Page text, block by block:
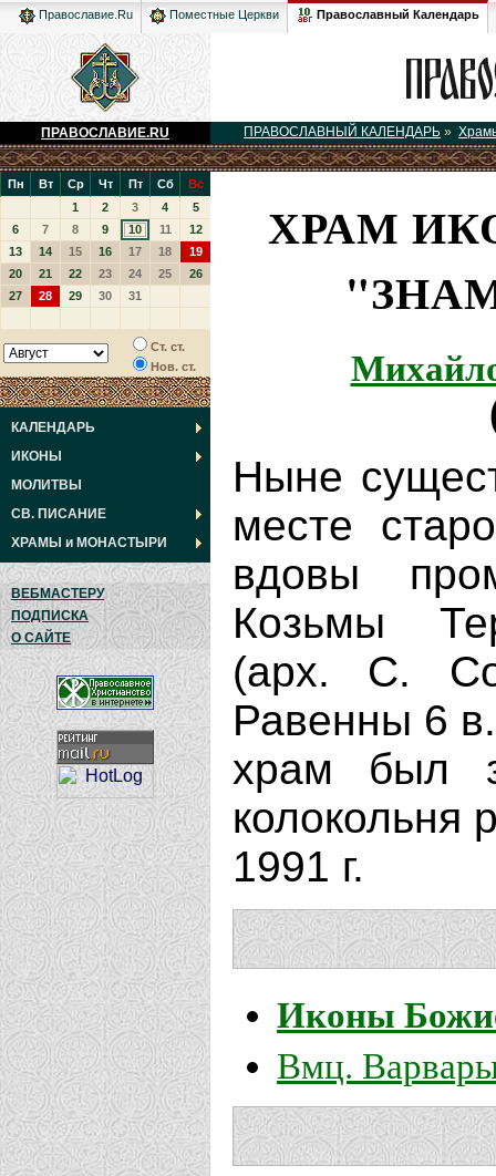
Православие.Ru Поместные Церкви Православный Календарь
ПРАВОСЛАВИЕ.RU ПРАВОСЛАВНЫЙ КАЛЕНДАРЬ »
Пн Вт Ср Чт Пт Сб
Вс
1
2 3 4
5
6
7 8 9 10 11
12
13
14 15 16 17 18
19
20
21 22 23 24 25
26
27
28 29 30 31
Ст. ст.
Нов. ст.
КАЛЕНДАРЬ
ИКОНЫ
МОЛИТВЫ
СВ. ПИСАНИЕ
ХРАМЫ и МОНАСТЫРИ
ВЕБМАСТЕРУ
ПОДПИСКА
О САЙТЕ
ХРАМ
Ныне
месте
вдовы
Козьмы
(арх. С.
Равенны 6
храм был
колокольня
1991 г.
Иконы
Вмц.